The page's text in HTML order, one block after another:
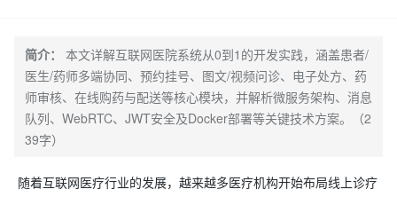
简介：
本文详解互联网医院系统从0到1的开发实践，涵盖患者/
医生/药师多端协同、预约挂号、图文/视频问诊、电子处方、药
师审核、在线购药与配送等核心模块，并解析微服务架构、消息
队列、WebRTC、JWT安全及Docker部署等关键技术方案。（2
39字）
随着互联网医疗行业的发展，越来越多医疗机构开始布局线上诊疗